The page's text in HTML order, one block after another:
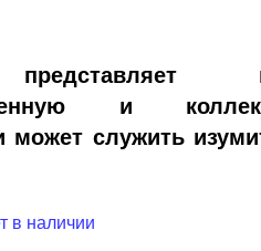
и
может служить
в наличии